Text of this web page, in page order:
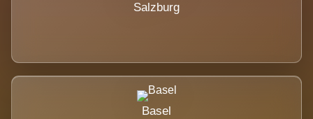
Salzburg
Basel